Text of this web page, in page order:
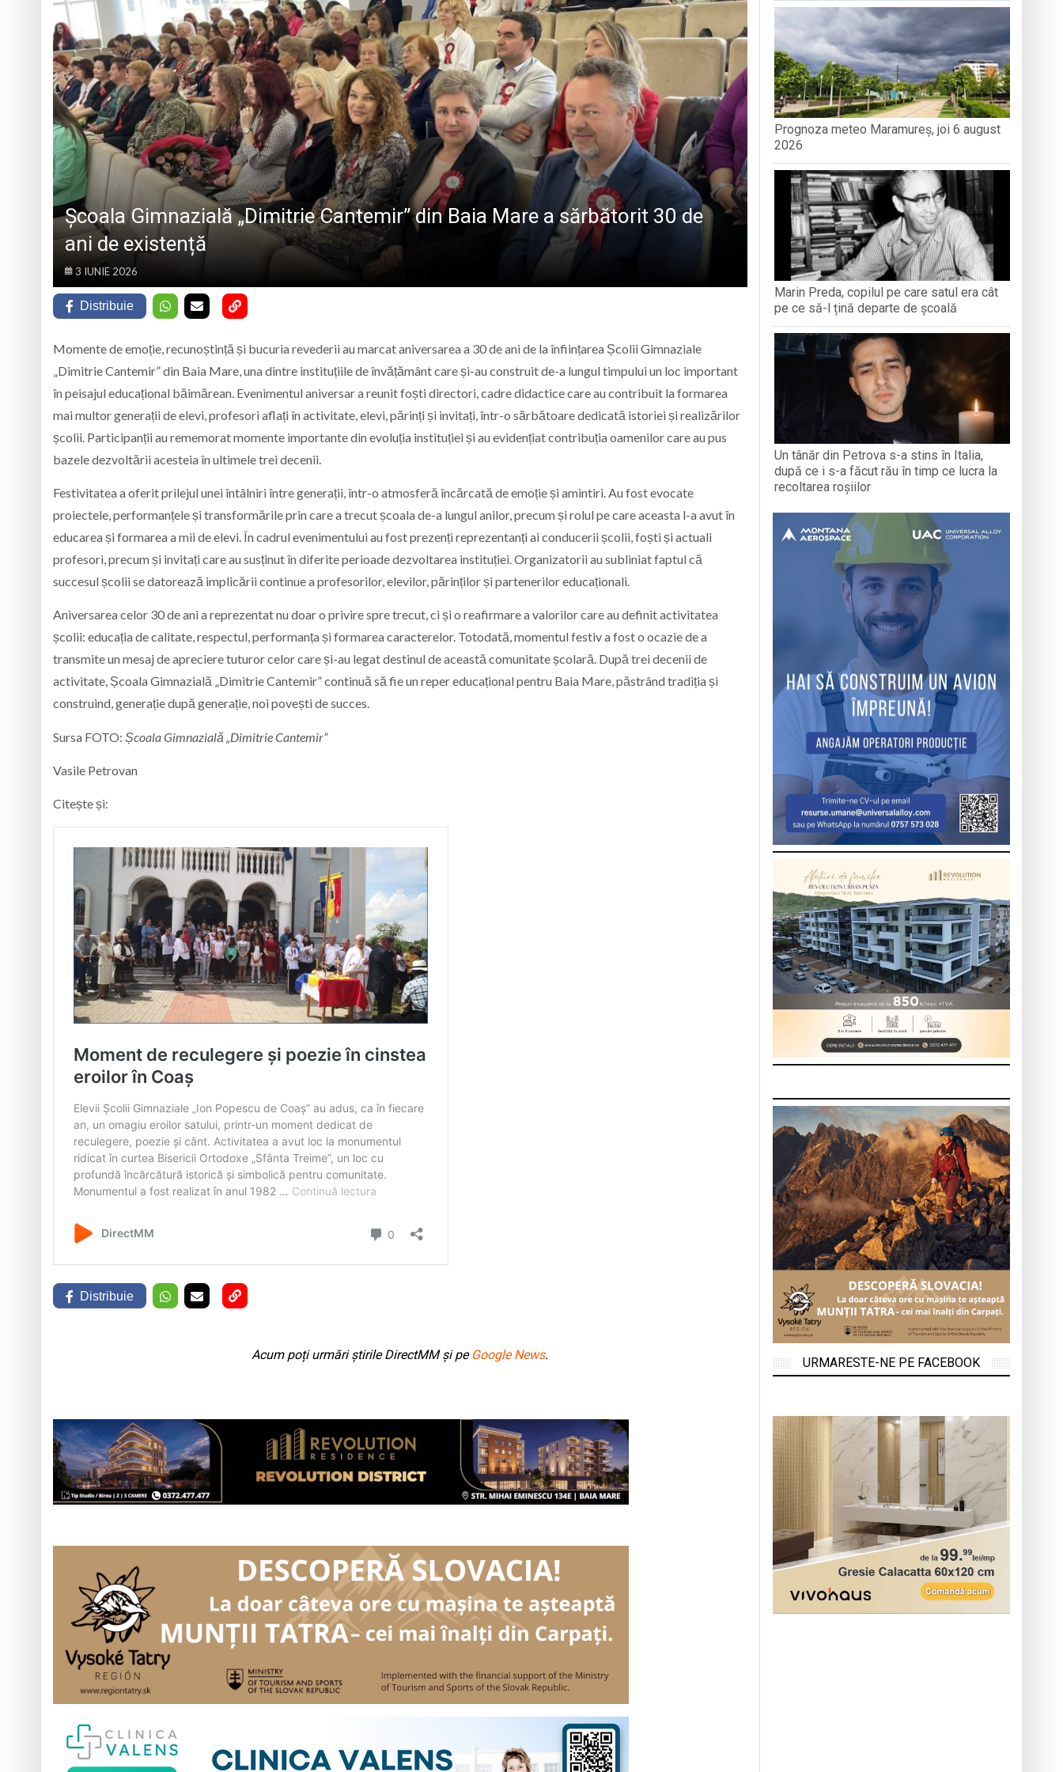
Angajări în învățământul băimărean: post cu normă întreagă la grădiniță
La Săliștea de Sus va fi dezvelit bustul lui Gavrilă Iuga, personalitate marcantă a Maramureșului
„Vacanță în tinda bisericii”: Ediția a IV-a a taberei de vară pentru copii are loc la Sighetu Marmației
Campanie de donare de sânge la Spitalul Județean de Urgență „Dr. Constantin Opriș” Baia Mare
Școala Gimnazială „Dimitrie Cantemir” din Baia Mare a sărbătorit 30 de
ani de existență
3 IUNIE 2026
Distribuie
Momente de emoție, recunoștință și bucuria revederii au marcat aniversarea a 30 de ani de la înființarea Școlii Gimnaziale
„Dimitrie Cantemir” din Baia Mare, una dintre instituțiile de învățământ care și-au construit de-a lungul timpului un loc important
în peisajul educațional băimărean. Evenimentul aniversar a reunit foști directori, cadre didactice care au contribuit la formarea
mai multor generații de elevi, profesori aflați în activitate, elevi, părinți și invitați, într-o sărbătoare dedicată istoriei și realizărilor
școlii. Participanții au rememorat momente importante din evoluția instituției și au evidențiat contribuția oamenilor care au pus
bazele dezvoltării acesteia în ultimele trei decenii.
Festivitatea a oferit prilejul unei întâlniri între generații, într-o atmosferă încărcată de emoție și amintiri. Au fost evocate
proiectele, performanțele și transformările prin care a trecut școala de-a lungul anilor, precum și rolul pe care aceasta l-a avut în
educarea și formarea a mii de elevi. În cadrul evenimentului au fost prezenți reprezentanți ai conducerii școlii, foști și actuali
profesori, precum și invitați care au susținut în diferite perioade dezvoltarea instituției. Organizatorii au subliniat faptul că
succesul școlii se datorează implicării continue a profesorilor, elevilor, părinților și partenerilor educaționali.
Aniversarea celor 30 de ani a reprezentat nu doar o privire spre trecut, ci și o reafirmare a valorilor care au definit activitatea
școlii: educația de calitate, respectul, performanța și formarea caracterelor. Totodată, momentul festiv a fost o ocazie de a
transmite un mesaj de apreciere tuturor celor care și-au legat destinul de această comunitate școlară. După trei decenii de
activitate, Școala Gimnazială „Dimitrie Cantemir” continuă să fie un reper educațional pentru Baia Mare, păstrând tradiția și
construind, generație după generație, noi povești de succes.
Sursa FOTO: Școala Gimnazială „Dimitrie Cantemir”
Vasile Petrovan
Citește și:
Distribuie
Acum poți urmări știrile DirectMM și pe Google News.
Prognoza meteo Maramureș, joi 6 august
2026
Marin Preda, copilul pe care satul era cât
pe ce să-l țină departe de școală
Un tânăr din Petrova s-a stins în Italia,
după ce i s-a făcut rău în timp ce lucra la
recoltarea roșiilor
URMARESTE-NE PE FACEBOOK